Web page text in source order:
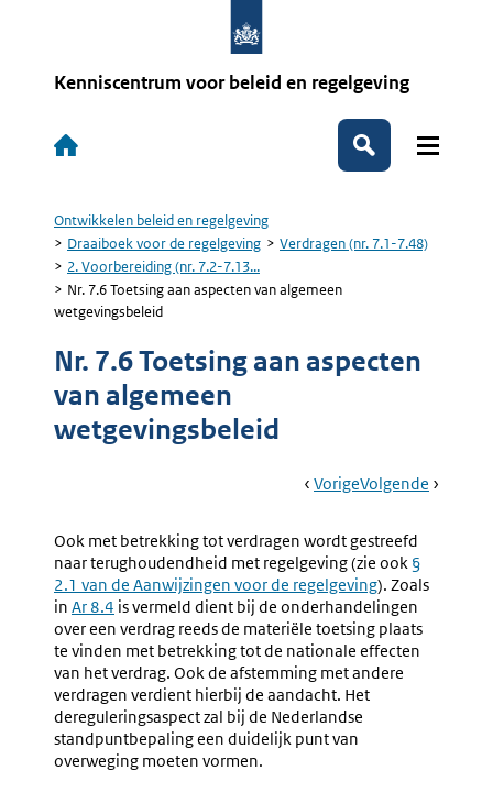
Kenniscentrum voor beleid en regelgeving
Hoofdnavigatie
Zoeken
Kruimelpad
Ontwikkelen beleid en regelgeving
Draaiboek voor de regelgeving
Verdragen (nr. 7.1-7.48)
2. Voorbereiding (nr. 7.2-7.13...
Nr. 7.6 Toetsing aan aspecten van algemeen
wetgevingsbeleid
Nr. 7.6 Toetsing aan aspecten
van algemeen
wetgevingsbeleid
Book
Ga
VorigePagina:
Verdragsbeleid,
Verdragenrecht
En
Verdragstechniek
Ga
Volgende Pagina:
Ook met betrekking tot verdragen wordt gestreefd
naar terughoudendheid met regelgeving (zie ook §
2.1 van de Aanwijzingen voor de regelgeving). Zoals
in Ar 8.4 is vermeld dient bij de onderhandelingen
over een verdrag reeds de materiële toetsing plaats
te vinden met betrekking tot de nationale effecten
van het verdrag. Ook de afstemming met andere
verdragen verdient hierbij de aandacht. Het
dereguleringsaspect zal bij de Nederlandse
standpuntbepaling een duidelijk punt van
overweging moeten vormen.